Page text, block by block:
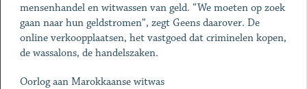
mensenhandel en witwassen van geld. “We moeten op zoek
gaan naar hun geldstromen”, zegt Geens daarover. De
online verkoopplaatsen, het vastgoed dat criminelen kopen,
de wassalons, de handelszaken.
Oorlog aan Marokkaanse witwas